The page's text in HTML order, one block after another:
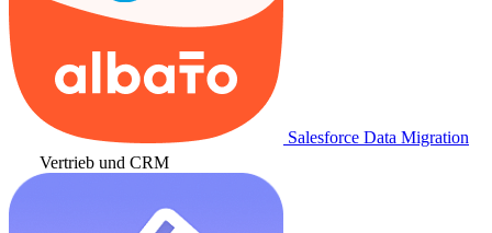
Salesforce Data Migration
Vertrieb und CRM